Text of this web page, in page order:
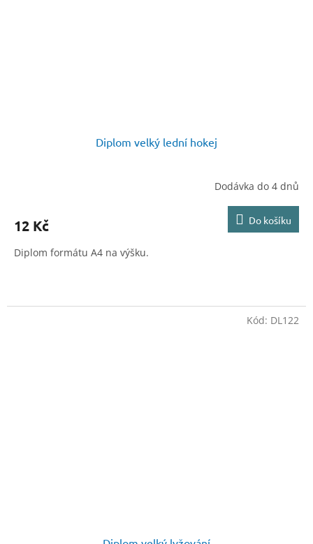
Diplom velký lední hokej
Dodávka do 4 dnů
12 Kč Do košíku
Diplom formátu A4 na výšku.
Kód: DL122